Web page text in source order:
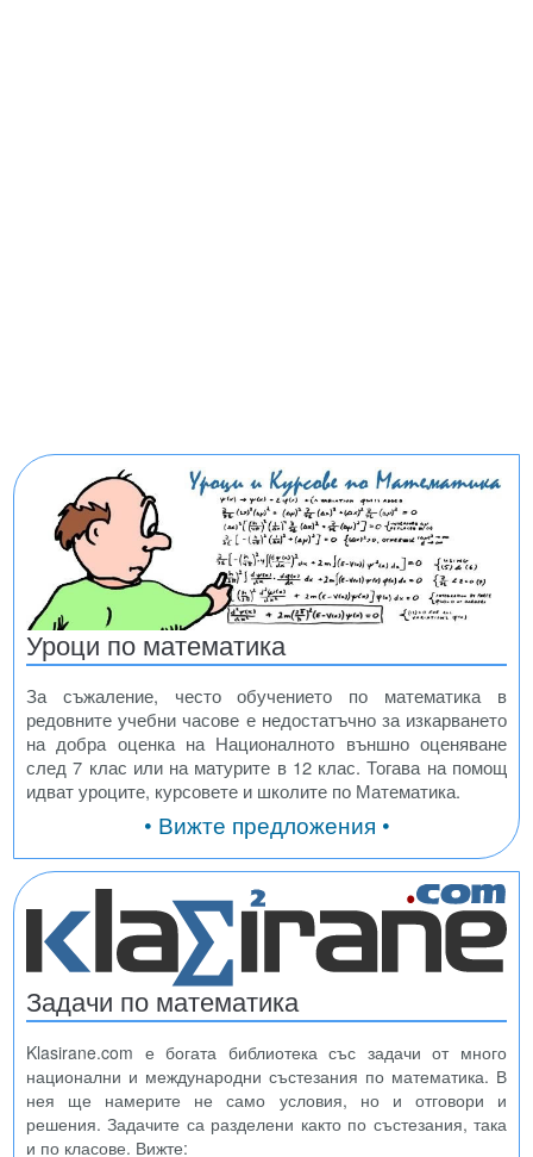
Уроци по математика
За съжаление, често обучението по математика в
редовните учебни часове е недостатъчно за изкарването
на добра оценка на Националното външно оценяване
след 7 клас или на матурите в 12 клас. Тогава на помощ
идват уроците, курсовете и школите по Математика.
• Вижте предложения •
Задачи по математика
Klasirane.com е богата библиотека със задачи от много
национални и международни състезания по математика. В
нея ще намерите не само условия, но и отговори и
решения. Задачите са разделени както по състезания, така
и по класове. Вижте: